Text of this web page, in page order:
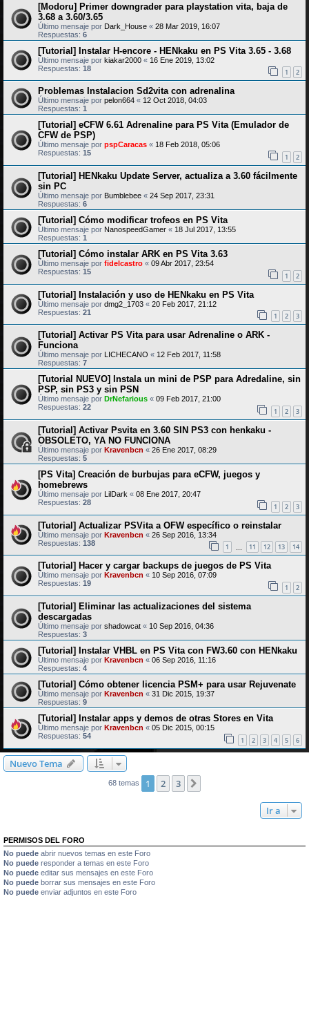
[Modoru] Primer downgrader para playstation vita, baja de
3.68 a 3.60/3.65
Último mensaje por Dark_House « 28 Mar 2019, 16:07
Respuestas: 6
[Tutorial] Instalar H-encore - HENkaku en PS Vita 3.65 - 3.68
Último mensaje por kiakar2000 « 16 Ene 2019, 13:02
Respuestas: 18 1 2
Problemas Instalacion Sd2vita con adrenalina
Último mensaje por pelon664 « 12 Oct 2018, 04:03
Respuestas: 1
[Tutorial] eCFW 6.61 Adrenaline para PS Vita (Emulador de
CFW de PSP)
Último mensaje por pspCaracas « 18 Feb 2018, 05:06
Respuestas: 15 1 2
[Tutorial] HENkaku Update Server, actualiza a 3.60 fácilmente
sin PC
Último mensaje por Bumblebee « 24 Sep 2017, 23:31
Respuestas: 6
[Tutorial] Cómo modificar trofeos en PS Vita
Último mensaje por NanospeedGamer « 18 Jul 2017, 13:55
Respuestas: 1
[Tutorial] Cómo instalar ARK en PS Vita 3.63
Último mensaje por fidelcastro « 09 Abr 2017, 23:54
Respuestas: 15 1 2
[Tutorial] Instalación y uso de HENkaku en PS Vita
Último mensaje por dmg2_1703 « 20 Feb 2017, 21:12
Respuestas: 21 1 2 3
[Tutorial] Activar PS Vita para usar Adrenaline o ARK -
Funciona
Último mensaje por LICHECANO « 12 Feb 2017, 11:58
Respuestas: 7
[Tutorial NUEVO] Instala un mini de PSP para Adredaline, sin
PSP, sin PS3 y sin PSN
Último mensaje por DrNefarious « 09 Feb 2017, 21:00
Respuestas: 22 1 2 3
[Tutorial] Activar Psvita en 3.60 SIN PS3 con henkaku -
OBSOLETO, YA NO FUNCIONA
Último mensaje por Kravenbcn « 26 Ene 2017, 08:29
Respuestas: 5
[PS Vita] Creación de burbujas para eCFW, juegos y
homebrews
Último mensaje por LilDark « 08 Ene 2017, 20:47
Respuestas: 28 1 2 3
[Tutorial] Actualizar PSVita a OFW específico o reinstalar
Último mensaje por Kravenbcn « 26 Sep 2016, 13:34
Respuestas: 138 1 11 12 13 14
[Tutorial] Hacer y cargar backups de juegos de PS Vita
Último mensaje por Kravenbcn « 10 Sep 2016, 07:09
Respuestas: 19 1 2
[Tutorial] Eliminar las actualizaciones del sistema
descargadas
Último mensaje por shadowcat « 10 Sep 2016, 04:36
Respuestas: 3
[Tutorial] Instalar VHBL en PS Vita con FW3.60 con HENkaku
Último mensaje por Kravenbcn « 06 Sep 2016, 11:16
Respuestas: 4
[Tutorial] Cómo obtener licencia PSM+ para usar Rejuvenate
Último mensaje por Kravenbcn « 31 Dic 2015, 19:37
Respuestas: 9
[Tutorial] Instalar apps y demos de otras Stores en Vita
Último mensaje por Kravenbcn « 05 Dic 2015, 00:15
Respuestas: 54 1 2 3 4 5 6
Nuevo Tema
68 temas 1 2 3
Ir a
PERMISOS DEL FORO
No puede abrir nuevos temas en este Foro
No puede responder a temas en este Foro
No puede editar sus mensajes en este Foro
No puede borrar sus mensajes en este Foro
No puede enviar adjuntos en este Foro